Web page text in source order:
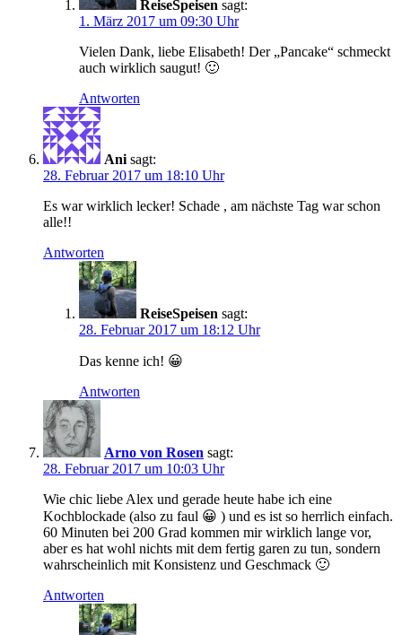
ReiseSpeisen sagt:
1. März 2017 um 09:30 Uhr
Vielen Dank, liebe Elisabeth! Der „Pancake“ schmeckt
auch wirklich saugut! 🙂
Antworten
Ani sagt:
28. Februar 2017 um 18:10 Uhr
Es war wirklich lecker! Schade , am nächste Tag war schon
alle!!
Antworten
ReiseSpeisen sagt:
28. Februar 2017 um 18:12 Uhr
Das kenne ich! 😀
Antworten
Arno von Rosen sagt:
28. Februar 2017 um 10:03 Uhr
Wie chic liebe Alex und gerade heute habe ich eine
Kochblockade (also zu faul 😀 ) und es ist so herrlich einfach.
60 Minuten bei 200 Grad kommen mir wirklich lange vor,
aber es hat wohl nichts mit dem fertig garen zu tun, sondern
wahrscheinlich mit Konsistenz und Geschmack 🙂
Antworten